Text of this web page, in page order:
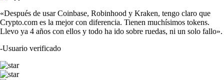
«Después de usar Coinbase, Robinhood y Kraken, tengo claro que
Crypto.com es la mejor con diferencia. Tienen muchísimos tokens.
Llevo ya 4 años con ellos y todo ha ido sobre ruedas, ni un solo fallo».
-Usuario verificado